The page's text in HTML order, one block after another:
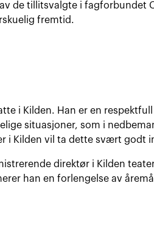
de tillitsvalgte i fagforbundet
fremtid.
i Kilden. Han er en
situasjoner, som i
i Kilden vil ta dette svært godt
direktør i Kilden
han en forlengelse av